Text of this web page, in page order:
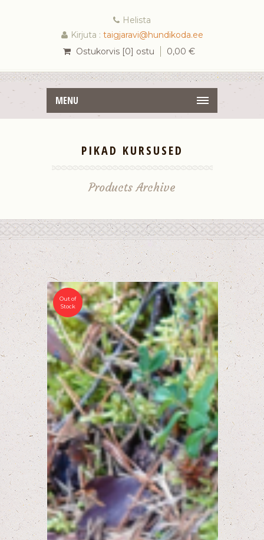
Helista
Kirjuta : taigjaravi@hundikoda.ee
Ostukorvis [0] ostu
0,00 €
MENU
PIKAD KURSUSED
Products Archive
Out of
Stock